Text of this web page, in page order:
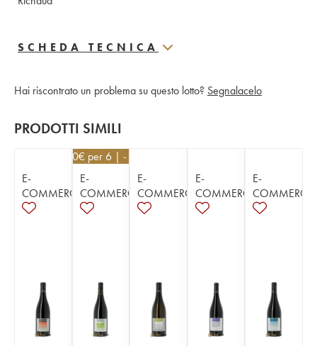
SCHEDA TECNICA
Hai riscontrato un problema su questo lotto? Segnalacelo
PRODOTTI SIMILI
E-
COMMERCE
13,50€ per 6 | - 10%
E-
COMMERCE
E-
COMMERCE
E-
COMMERCE
E-
COMMERCE